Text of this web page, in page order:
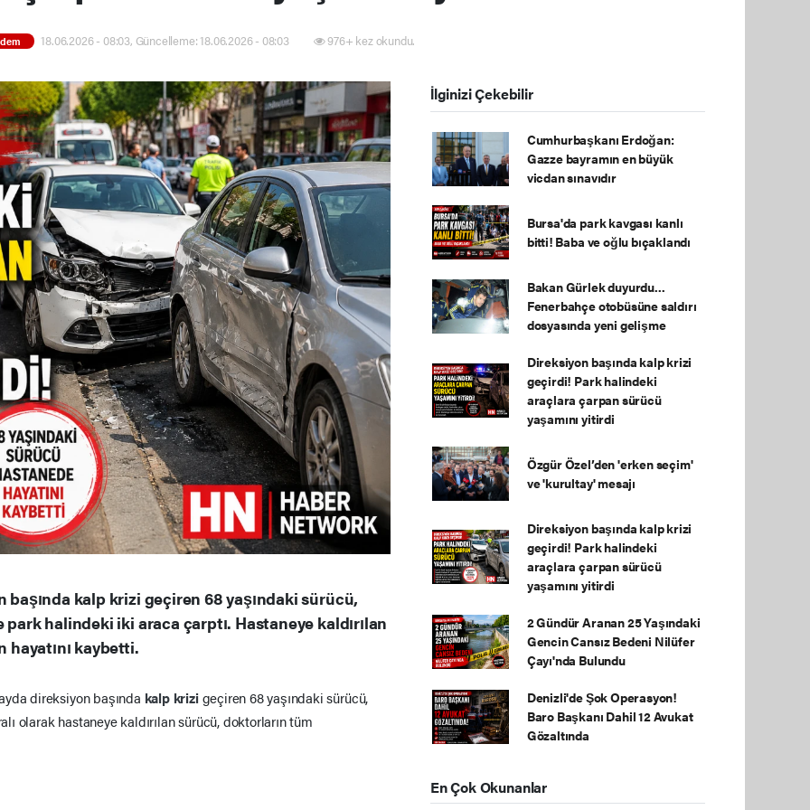
18.06.2026 - 08:03, Güncelleme: 18.06.2026 - 08:03 976+ kez okundu.
kalp krizi geçiren 68 yaşındaki sürücü,
halindeki iki araca çarptı. Hastaneye kaldırılan
kaybetti.
direksiyon başında kalp krizigeçiren 68 yaşındaki sürücü,
olarak hastaneye kaldırılan sürücü, doktorların tüm
İlginizi Çekebilir
Cumhurbaşkanı Erdoğan:
Gazze bayramın en büyük
vicdan sınavıdır
Bursa'da park kavgası kanlı
bitti! Baba ve oğlu bıçaklandı
Bakan Gürlek duyurdu...
Fenerbahçe otobüsüne saldırı
dosyasında yeni gelişme
Direksiyon başında kalp krizi
geçirdi! Park halindeki
araçlara çarpan sürücü
yaşamını yitirdi
Özgür Özel’den 'erken seçim'
ve 'kurultay' mesajı
Direksiyon başında kalp krizi
geçirdi! Park halindeki
araçlara çarpan sürücü
yaşamını yitirdi
2 Gündür Aranan 25 Yaşındaki
Gencin Cansız Bedeni Nilüfer
Çayı'nda Bulundu
Denizli'de Şok Operasyon!
Baro Başkanı Dahil 12 Avukat
Gözaltında
En Çok Okunanlar